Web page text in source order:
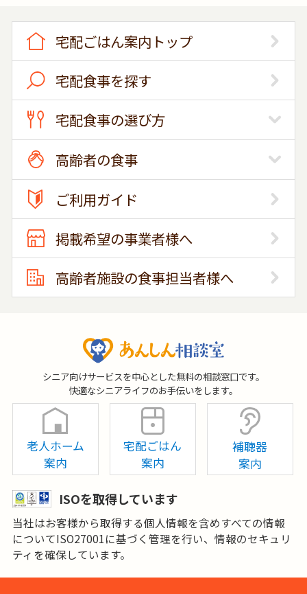
宅配ごはん案内トップ
宅配食事を探す
宅配食事の選び方
高齢者の食事
ご利用ガイド
掲載希望の事業者様へ
高齢者施設の食事担当者様へ
シニア向けサービスを中心とした無料の相談窓口です。
快適なシニアライフのお手伝いをします。
老人ホーム
案内
宅配ごはん
案内
補聴器
案内
ISOを取得しています
当社はお客様から取得する個人情報を含めすべての情報
についてISO27001に基づく管理を行い、情報のセキュリ
ティを確保しています。